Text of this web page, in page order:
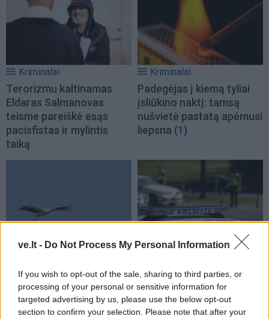
ve.lt - Do Not Process My Personal Information
If you wish to opt-out of the sale, sharing to third parties, or
processing of your personal or sensitive information for
targeted advertising by us, please use the below opt-out
section to confirm your selection. Please note that after your
Kriminalai
Terorizmu kaltinamas
Eldaras Salmanovas
teisme pareiškė esąs
pacisfistas ir mylintis
taiką
Kriminalai
Padegėjas į kiemą tyliai
įsliūkino naktį: tamsą
nušvietė pastatą apėmusi
liepsna (1)
Kriminalai
pasekėjas nušovė gandrą
(3)
Kriminalai
priklauso kitiems:
nostalgija daiktams
privertė griebtis smurto